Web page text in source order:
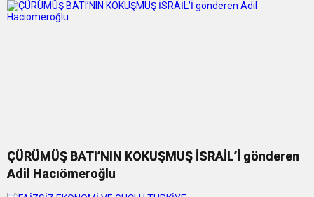
ÇÜRÜMÜŞ BATI’NIN KOKUŞMUŞ İSRAİL’İ gönderen
Adil Hacıömeroğlu